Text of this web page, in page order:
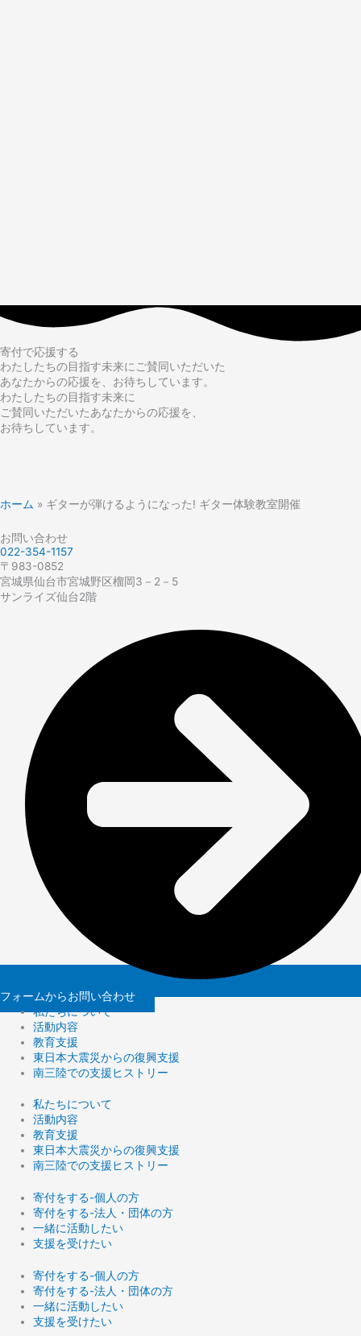
寄付で応援する
わたしたちの目指す未来にご賛同いただいた
あなたからの応援を、お待ちしています。
わたしたちの目指す未来に
ご賛同いただいたあなたからの応援を、
お待ちしています。
ホーム » ギターが弾けるようになった! ギター体験教室開催
お問い合わせ
022-354-1157
〒983-0852
宮城県仙台市宮城野区榴岡3－2－5
サンライズ仙台2階​
フォームからお問い合わせ
私たちについて
活動内容
教育支援
東日本大震災からの復興支援
南三陸での支援ヒストリー
私たちについて
活動内容
教育支援
東日本大震災からの復興支援
南三陸での支援ヒストリー
寄付をする-個人の方
寄付をする-法人・団体の方
一緒に活動したい
支援を受けたい
寄付をする-個人の方
寄付をする-法人・団体の方
一緒に活動したい
支援を受けたい